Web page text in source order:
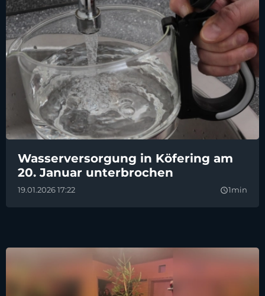
Wasserversorgung in Köfering am
20. Januar unterbrochen
19.01.2026 17:22 query_builder1min